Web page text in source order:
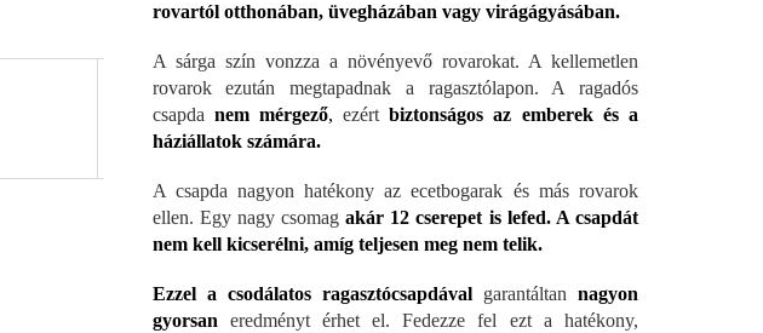
rovartól otthonában, üvegházában vagy virágágyásában.
A sárga szín vonzza a növényevő rovarokat. A kellemetlen
rovarok ezután megtapadnak a ragasztólapon. A ragadós
csapda nem mérgező, ezértbiztonságos az emberek és a
háziállatok számára.
A csapda nagyon hatékony az ecetbogarak és más rovarok
ellen. Egy nagy csomagakár 12 cserepet is lefed. A csapdát
nem kell kicserélni, amíg teljesen meg nem telik.
Ezzel a csodálatos ragasztócsapdávalgarantáltannagyon
gyorsaneredményt érhet el. Fedezze fel ezt a hatékony,